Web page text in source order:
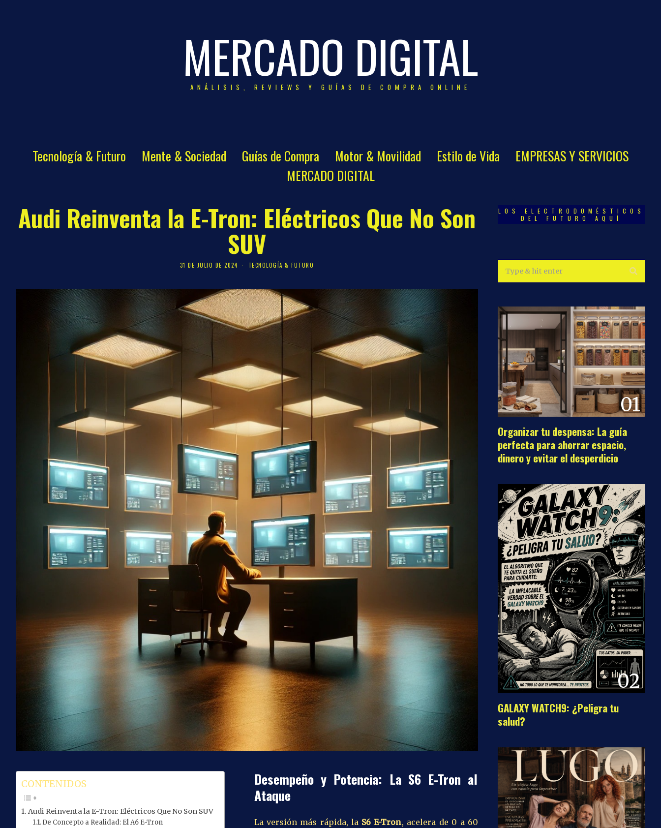
MERCADO DIGITAL
ANÁLISIS, REVIEWS Y GUÍAS DE COMPRA ONLINE
Tecnología & Futuro Mente & Sociedad Guías de Compra Motor & Movilidad Estilo de Vida
EMPRESAS Y SERVICIOS
MERCADO DIGITAL
Audi Reinventa la E-Tron: Eléctricos Que No Son
SUV
31 DE JULIO DE 2024 TECNOLOGÍA & FUTURO
CONTENIDOS
Audi Reinventa la E-Tron: Eléctricos Que No Son SUV
De Concepto a Realidad: El A6 E-Tron
Desempeño y Potencia: La S6 E-Tron al
Ataque
La versión más rápida, la S6 E-Tron, acelera de 0 a 60
LOS ELECTRODOMÉSTICOS
DEL FUTURO AQUÍ
01
Organizar tu despensa: La guía
perfecta para ahorrar espacio,
dinero y evitar el desperdicio
02
GALAXY WATCH9: ¿Peligra tu
salud?